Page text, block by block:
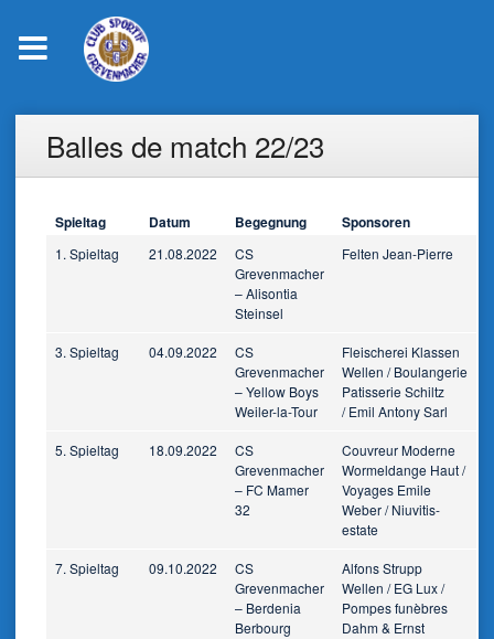
Balles de match 22/23
Spieltag Datum Begegnung Sponsoren
1. Spieltag 21.08.2022
CS
Grevenmacher
– Alisontia
Steinsel
Felten Jean-Pierre
3. Spieltag 04.09.2022
CS
Grevenmacher
– Yellow Boys
Weiler-la-Tour
Fleischerei Klassen
Wellen / Boulangerie
Patisserie Schiltz
/ Emil Antony Sarl
5. Spieltag 18.09.2022
CS
Grevenmacher
– FC Mamer
32
Couvreur Moderne
Wormeldange Haut /
Voyages Emile
Weber / Niuvitis-
estate
7. Spieltag 09.10.2022
CS
Grevenmacher
– Berdenia
Berbourg
Alfons Strupp
Wellen / EG Lux /
Pompes funèbres
Dahm & Ernst